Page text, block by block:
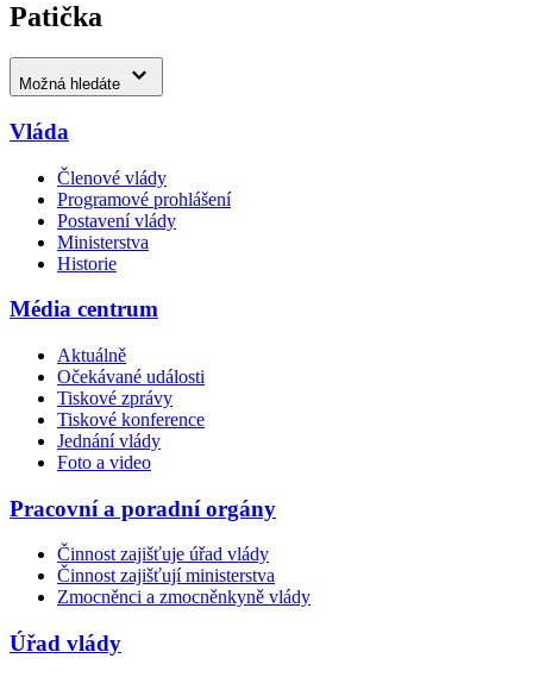
Patička
Možná hledáte
Vláda
Členové vlády
Programové prohlášení
Postavení vlády
Ministerstva
Historie
Média centrum
Aktuálně
Očekávané události
Tiskové zprávy
Tiskové konference
Jednání vlády
Foto a video
Pracovní a poradní orgány
Činnost zajišťuje úřad vlády
Činnost zajišťují ministerstva
Zmocněnci a zmocněnkyně vlády
Úřad vlády